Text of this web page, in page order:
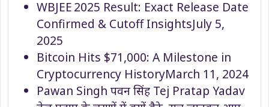
WBJEE 2025 Result: Exact Release Date
Confirmed & Cutoff InsightsJuly 5,
2025
Bitcoin Hits $71,000: A Milestone in
Cryptocurrency HistoryMarch 11, 2024
Pawan Singh पवन सिंह Tej Pratap Yadav